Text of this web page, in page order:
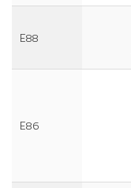
E88
E86